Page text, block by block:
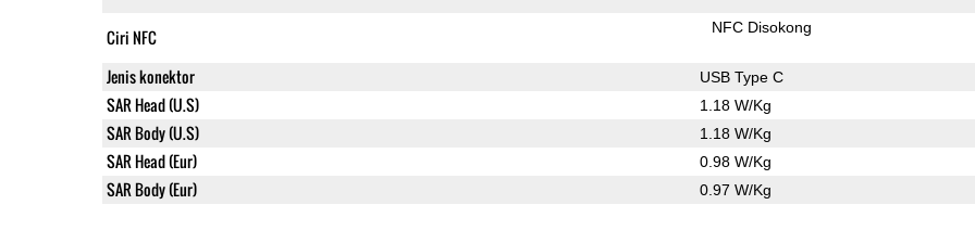
Ciri NFC NFC Disokong
Jenis konektor USB Type C
SAR Head (U.S) 1.18 W/Kg
SAR Body (U.S) 1.18 W/Kg
SAR Head (Eur) 0.98 W/Kg
SAR Body (Eur) 0.97 W/Kg